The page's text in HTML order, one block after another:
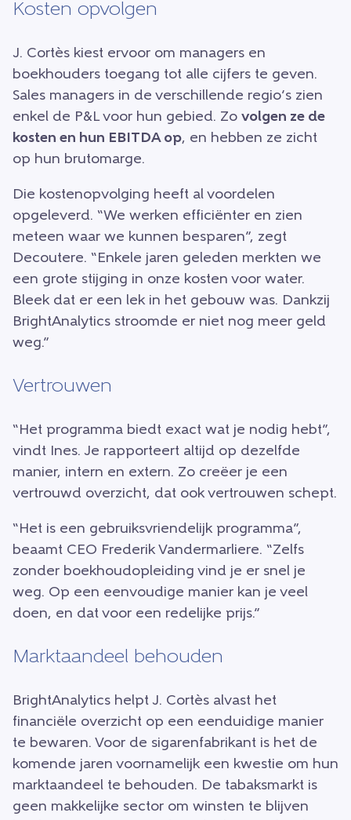
Kosten opvolgen
J. Cortès kiest ervoor om managers en
boekhouders toegang tot alle cijfers te geven.
Sales managers in de verschillende regio’s zien
enkel de P&L voor hun gebied. Zo volgen ze de
kosten en hun EBITDA op, en hebben ze zicht
op hun brutomarge.
Die kostenopvolging heeft al voordelen
opgeleverd. “We werken efficiënter en zien
meteen waar we kunnen besparen”, zegt
Decoutere. “Enkele jaren geleden merkten we
een grote stijging in onze kosten voor water.
Bleek dat er een lek in het gebouw was. Dankzij
BrightAnalytics stroomde er niet nog meer geld
weg.”
Vertrouwen
“Het programma biedt exact wat je nodig hebt”,
vindt Ines. Je rapporteert altijd op dezelfde
manier, intern en extern. Zo creëer je een
vertrouwd overzicht, dat ook vertrouwen schept.
“Het is een gebruiksvriendelijk programma”,
beaamt CEO Frederik Vandermarliere. “Zelfs
zonder boekhoudopleiding vind je er snel je
weg. Op een eenvoudige manier kan je veel
doen, en dat voor een redelijke prijs.”
Marktaandeel behouden
BrightAnalytics helpt J. Cortès alvast het
financiële overzicht op een eenduidige manier
te bewaren. Voor de sigarenfabrikant is het de
komende jaren voornamelijk een kwestie om hun
marktaandeel te behouden. De tabaksmarkt is
geen makkelijke sector om winsten te blijven